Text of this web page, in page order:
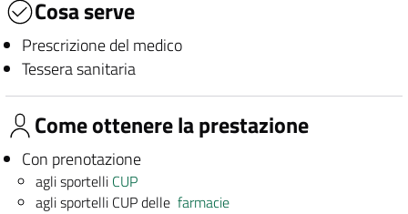
Cosa serve
Prescrizione del medico
Tessera sanitaria
Come ottenere la prestazione
Con prenotazione
agli sportelli CUP
agli sportelli CUP dellefarmacie